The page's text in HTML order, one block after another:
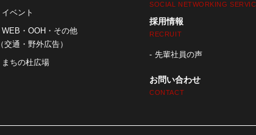
イベント
WEB・OOH・その他
（交通・野外広告）
まちの杜広場
SOCIAL NETWORKING
採用情報
RECRUIT
先輩社員の声
お問い合わせ
CONTACT